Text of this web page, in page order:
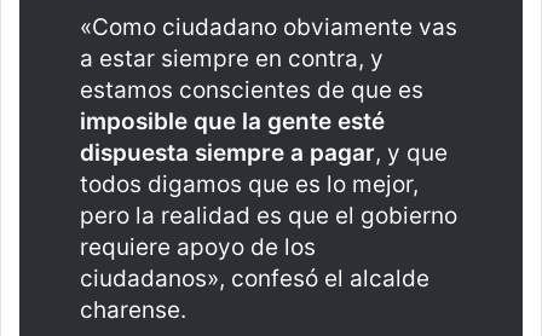
«Como ciudadano obviamente vas
a estar siempre en contra, y
estamos conscientes de que es
imposible que la gente esté
dispuesta siempre a pagar, y que
todos digamos que es lo mejor,
pero la realidad es que el gobierno
requiere apoyo de los
ciudadanos», confesó el alcalde
charense.